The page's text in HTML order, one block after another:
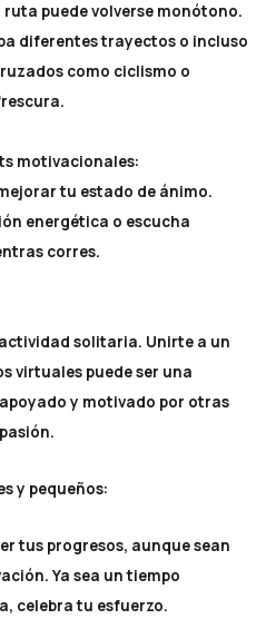
puede volverse monótono.
diferentes trayectos o incluso
como ciclismo o
motivacionales:
tu estado de ánimo.
energética o escucha
corres.
solitaria. Unirte a un
virtuales puede ser una
y motivado por otras
y pequeños:
tus progresos, aunque sean
Ya sea un tiempo
celebra tu esfuerzo.